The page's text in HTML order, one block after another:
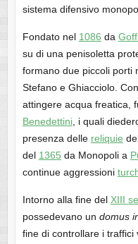
sistema difensivo
Fondato nel 1086 da
su di una penisoletta
formano due piccoli porti
Stefano e Ghiacciolo.
attingere acqua freatica,
Benedettini, i quali
presenza delle reliquie
del 1365 da Monopoli a
continue aggressioni
Intorno alla fine del XIII
possedevano un domus
fine di controllare i traffici